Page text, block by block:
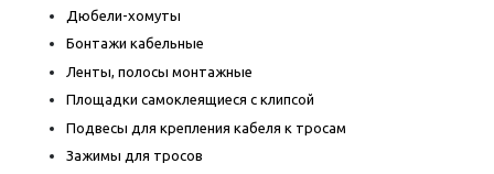
Дюбели-хомуты
Бонтажи кабельные
Ленты, полосы монтажные
Площадки самоклеящиеся с клипсой
Подвесы для крепления кабеля к тросам
Зажимы для тросов